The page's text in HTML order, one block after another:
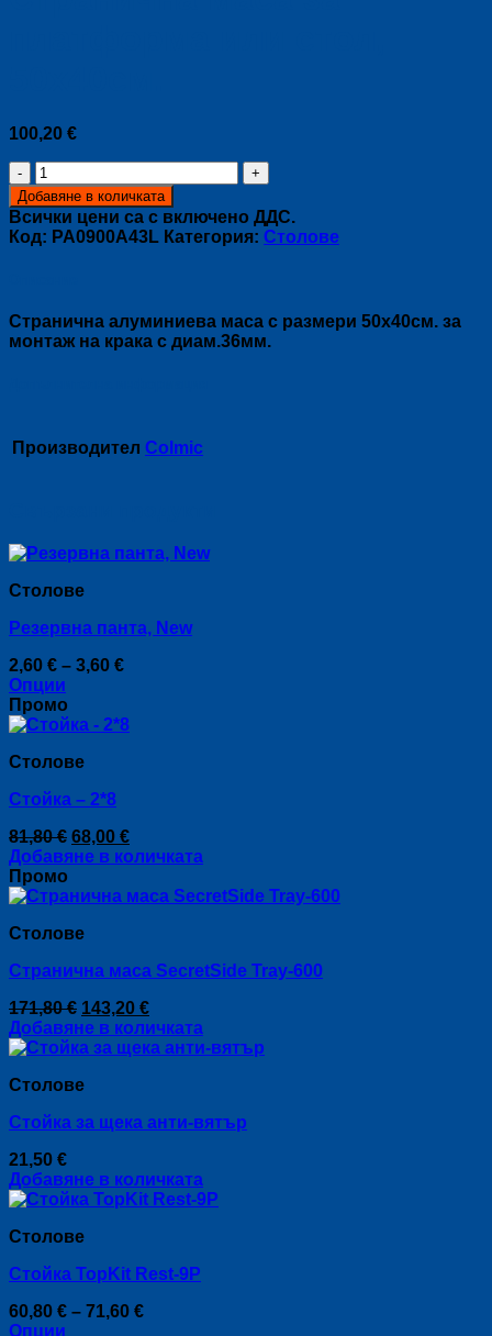
100,20 €
количество
за
Странична
маса
за
50х40см.
Добавяне в количката
Всички цени са с включено ДДС.
Код: PA0900A43L Категория: Столове
Странична алуминиева маса с размери 50х40см. за
монтаж на крака с диам.36мм.
Производител Colmic
Столове
Резервна панта, New
2,60 € – 3,60 €Price
through
Опции
This
product
multiple
The
may
be
chosen
on
product
page
Промо
Столове
Стойка – 2*8
81,80€ Original
price
81,80 €.
68,00 €Текущата
цена
68,00 €.
Добавяне в количката
Промо
Столове
Странична маса SecretSide Tray-600
171,80€ Original
price
was:
143,20 €Текущата
цена
е:
Добавяне в количката
Столове
Стойка за щека анти-вятър
21,50 €
Добавяне в количката
Столове
Стойка TopKit Rest-9P
60,80 € – 71,60 €Price
Опции